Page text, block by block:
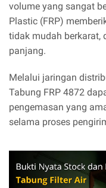
volume yang sangat
Plastic (FRP)
tidak mudah berkarat,
panjang.
Melalui jaringan
Tabung FRP 4872
pengemasan yang
selama proses